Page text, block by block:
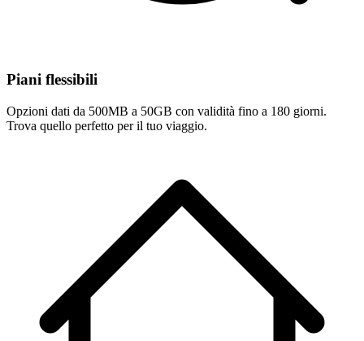
Piani flessibili
Opzioni dati da 500MB a 50GB con validità fino a 180 giorni.
Trova quello perfetto per il tuo viaggio.